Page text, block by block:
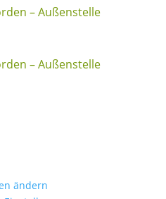
– Außenstelle
– Außenstelle
ändern